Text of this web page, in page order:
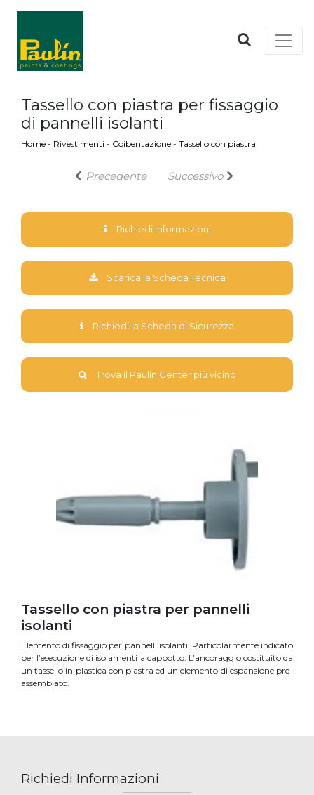
Tassello con piastra per fissaggio
di pannelli isolanti
Home - Rivestimenti - Coibentazione - Tassello con piastra
Precedente Successivo
Richiedi Informazioni
Scarica la Scheda Tecnica
Richiedi la Scheda di Sicurezza
Trova il Paulin Center più vicino
Tassello con piastra per pannelli
isolanti
Elemento di fissaggio per pannelli isolanti. Particolarmente indicato
per l’esecuzione di isolamenti a cappotto. L’ancoraggio costituito da
un tassello in plastica con piastra ed un elemento di espansione pre-
assemblato.
Richiedi Informazioni